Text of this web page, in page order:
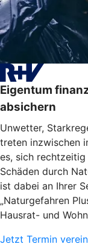
Eigentum
absichern
Unwetter,
treten inzwischen
es, sich
Schäden durch
ist dabei an Ihrer
„Naturgefahren
Hausrat- und
Jetzt Termin